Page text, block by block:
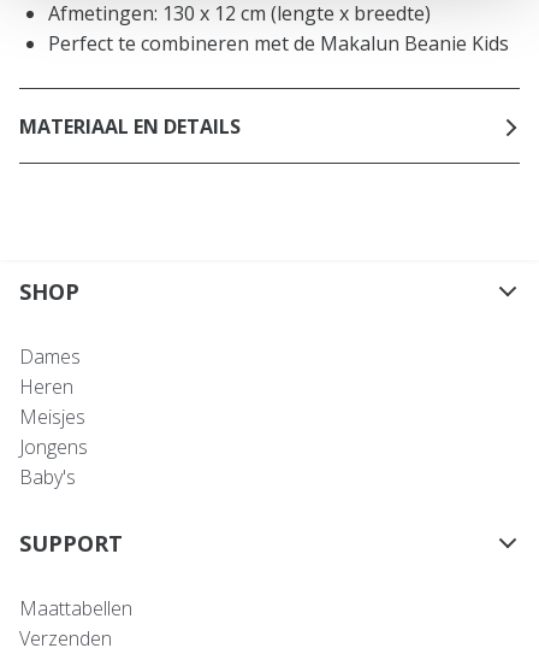
Afmetingen: 130 x 12 cm (lengte x breedte)
Perfect te combineren met de Makalun Beanie Kids
MATERIAAL EN DETAILS
SHOP
Dames
Heren
Meisjes
Jongens
Baby's
SUPPORT
Maattabellen
Verzenden